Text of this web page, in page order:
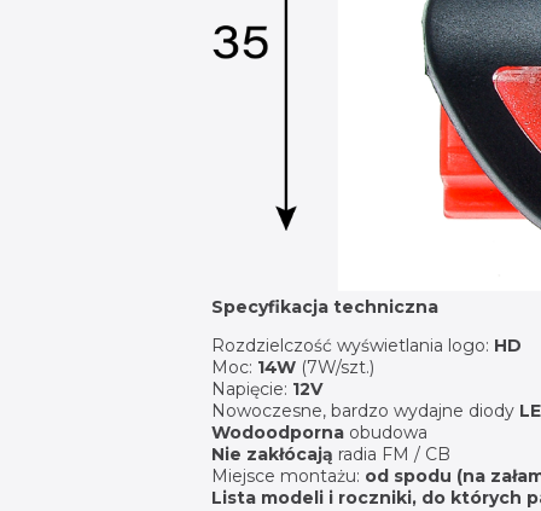
Specyfikacja techniczna
Rozdzielczość wyświetlania logo: HD
Moc: 14W(7W/szt.)
Napięcie: 12V
Nowoczesne, bardzo wydajne diody
Wodoodpornaobudowa
Nie zakłócają radia FM / CB
Miejsce montażu: od spodu (na
Lista modeli i roczniki, do których